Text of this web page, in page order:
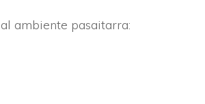
ambiente pasaitarra: